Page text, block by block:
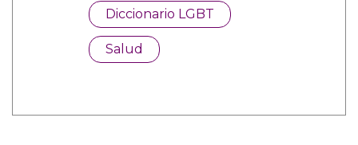
Diccionario LGBT
Salud